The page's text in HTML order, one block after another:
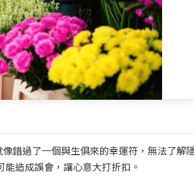
錯過了一個與生俱來的幸運符，無法了解
能造成誤會，讓心意大打折扣。